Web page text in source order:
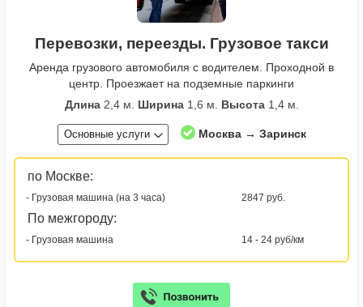
Перевозки, переезды. Грузовое такси
Аренда грузового автомобиля с водителем. Проходной в
центр. Проезжает на подземные паркинги
Длина2,4 м. Ширина1,6 м. Высота1,4 м.
Основные услуги Москва → Заринск
по Москве:
- Грузовая машина (на 3 часа) 2847 руб.
По межгороду:
- Грузовая машина 14 - 24 руб/км